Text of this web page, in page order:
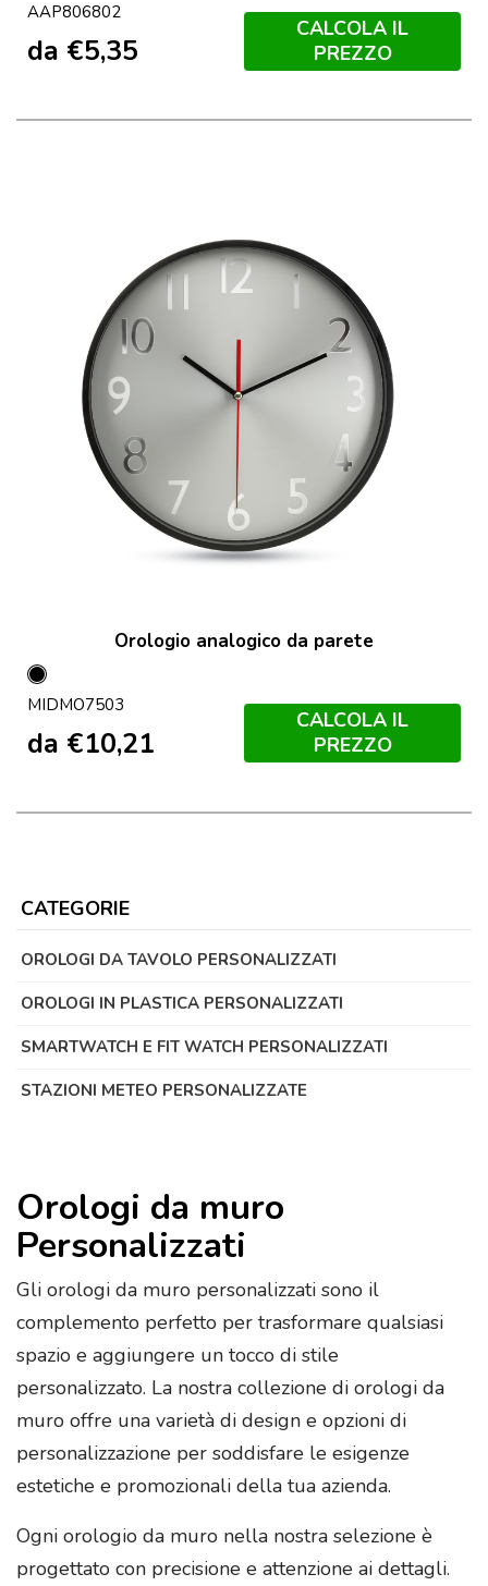
CATEGORIE
OROLOGI DA TAVOLO PERSONALIZZATI
OROLOGI IN PLASTICA PERSONALIZZATI
SMARTWATCH E FIT WATCH PERSONALIZZATI
STAZIONI METEO PERSONALIZZATE
AAP806802
da €5,35
CALCOLA IL
PREZZO
Orologio analogico da parete
Nero
MIDMO7503
da €10,21
CALCOLA IL
PREZZO
Orologi da muro
Personalizzati
Gli orologi da muro personalizzati sono il
complemento perfetto per trasformare qualsiasi
spazio e aggiungere un tocco di stile
personalizzato. La nostra collezione di orologi da
muro offre una varietà di design e opzioni di
personalizzazione per soddisfare le esigenze
estetiche e promozionali della tua azienda.
Ogni orologio da muro nella nostra selezione è
progettato con precisione e attenzione ai dettagli.